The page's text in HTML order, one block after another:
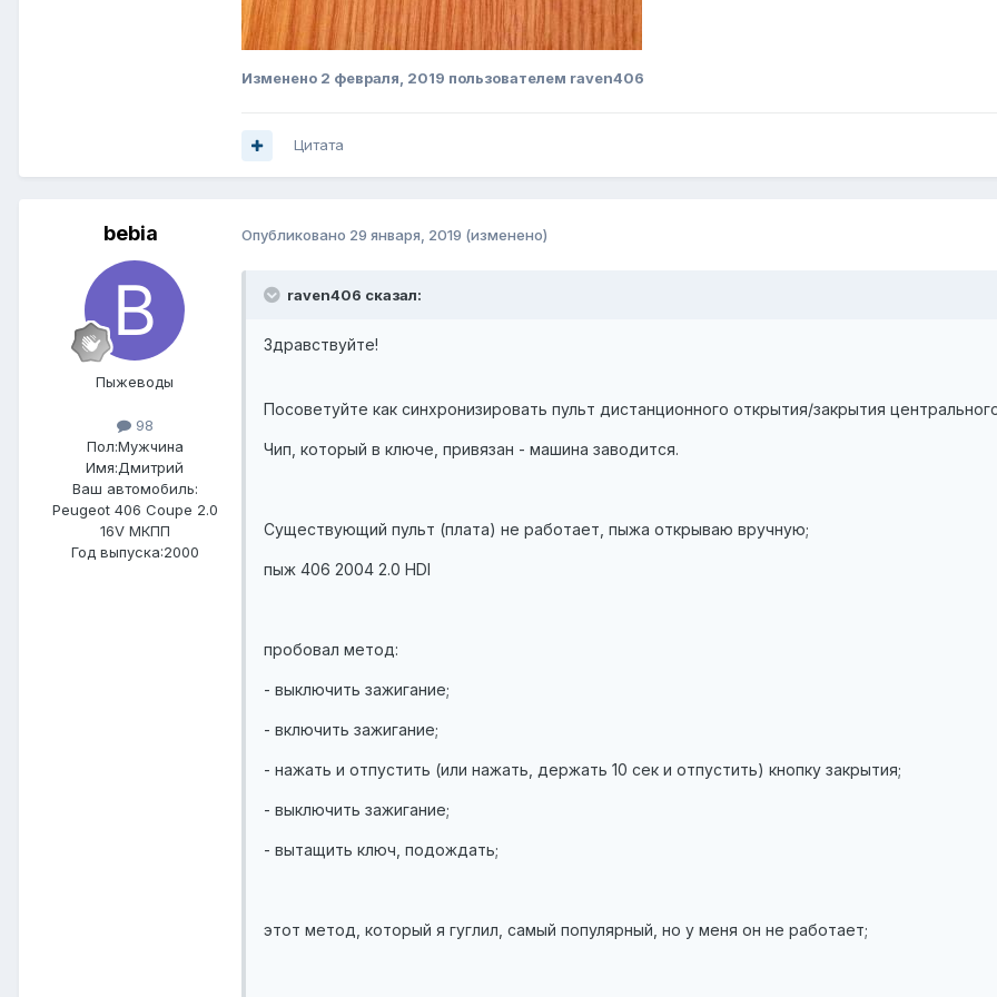
Изменено 2 февраля, 2019 пользователем raven406
Цитата
bebia
Пыжеводы
98
Пол:Мужчина
Имя:Дмитрий
Ваш автомобиль:
Peugeot 406 Coupe 2.0
16V МКПП
Год выпуска:2000
Опубликовано 29 января, 2019 (изменено)
raven406 сказал:
Здравствуйте!
Посоветуйте как синхронизировать пульт дистанционного открытия/закрытия
Чип, который в ключе, привязан - машина заводится.
Существующий пульт (плата) не работает, пыжа открываю вручную;
пыж 406 2004 2.0 HDI
пробовал метод:
- выключить зажигание;
- включить зажигание;
- нажать и отпустить (или нажать, держать 10 сек и отпустить) кнопку закрытия;
- выключить зажигание;
- вытащить ключ, подождать;
этот метод, который я гуглил, самый популярный, но у меня он не работает;